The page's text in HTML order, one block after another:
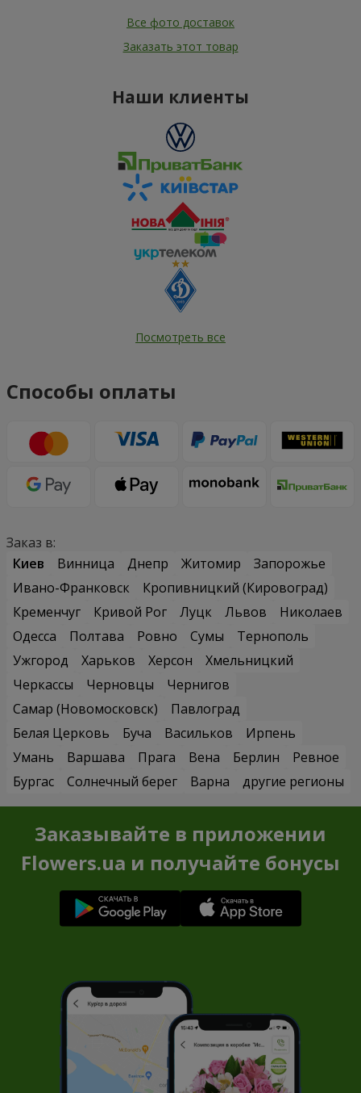
Все фото доставок
Заказать этот товар
Наши клиенты
Посмотреть все
Способы оплаты
Заказ в:
Киев
Винница Днепр Житомир
Запорожье
Ивано-Франковск
Кропивницкий (Кировоград)
Кременчуг
Кривой Рог Луцк Львов
Николаев
Одесса
Полтава Ровно Сумы
Тернополь
Ужгород
Харьков Херсон
Хмельницкий
Черкассы
Черновцы
Чернигов
Самар (Новомосковск)
Павлоград
Белая Церковь
Буча Васильков
Ирпень
Умань
Варшава Прага Вена Берлин
Ревное
Бургас
Солнечный берег Варна другие регионы
Заказывайте в приложении
Flowers.ua и получайте бонусы